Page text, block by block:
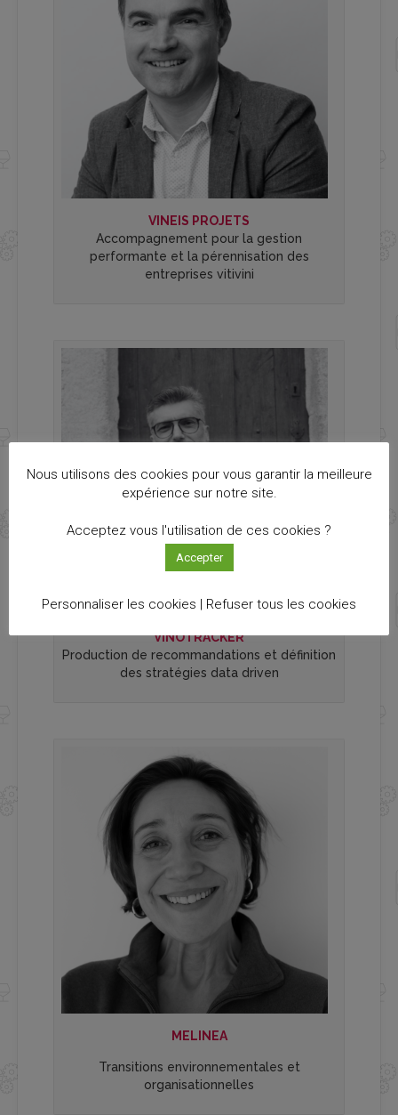
VINEIS PROJETS
Accompagnement pour la gestion
performante et la pérennisation des
entreprises vitivini
VINOTRACKER
Production de recommandations et définition
des stratégies data driven
MELINEA
Transitions environnementales et
organisationnelles
Nous utilisons des cookies pour vous garantir la meilleure
expérience sur notre site.
Acceptez vous l'utilisation de ces cookies ?
Accepter
Personnaliser les cookies | Refuser tous les cookies